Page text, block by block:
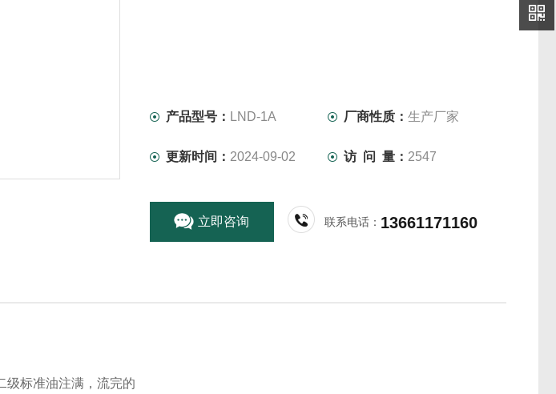
产品型号： LND-1A 厂商性质：生产厂家
更新时间： 2024-09-02 访 问 量： 2547
立即咨询 联系电话： 13661171160
准油注满，流完的